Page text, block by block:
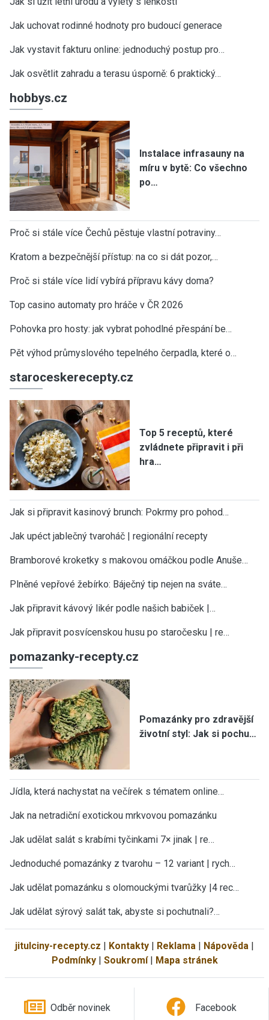
Jak uchovat rodinné hodnoty pro budoucí generace
Jak vystavit fakturu online: jednoduchý postup pro…
Jak osvětlit zahradu a terasu úsporně: 6 praktický…
hobbys.cz
Instalace infrasauny na
míru v bytě: Co všechno
po…
Proč si stále více Čechů pěstuje vlastní potraviny…
Kratom a bezpečnější přístup: na co si dát pozor,…
Proč si stále více lidí vybírá přípravu kávy doma?
Top casino automaty pro hráče v ČR 2026
Pohovka pro hosty: jak vybrat pohodlné přespání be…
Pět výhod průmyslového tepelného čerpadla, které o…
staroceskerecepty.cz
Top 5 receptů, které
zvládnete připravit i při
hra…
Jak si připravit kasinový brunch: Pokrmy pro pohod…
Jak upéct jablečný tvaroháč | regionální recepty
Bramborové kroketky s makovou omáčkou podle Anuše…
Plněné vepřové žebírko: Báječný tip nejen na sváte…
Jak připravit kávový likér podle našich babiček |…
Jak připravit posvícenskou husu po staročesku | re…
pomazanky-recepty.cz
Pomazánky pro zdravější
životní styl: Jak si pochu…
Jídla, která nachystat na večírek s tématem online…
Jak na netradiční exotickou mrkvovou pomazánku
Jak udělat salát s krabími tyčinkami 7× jinak | re…
Jednoduché pomazánky z tvarohu – 12 variant | rych…
Jak udělat pomazánku s olomouckými tvarůžky |4 rec…
Jak udělat sýrový salát tak, abyste si pochutnali?…
jitulciny-recepty.cz | Kontakty | Reklama | Nápověda |
Podmínky| Soukromí| Mapa stránek
Odběr novinek Facebook